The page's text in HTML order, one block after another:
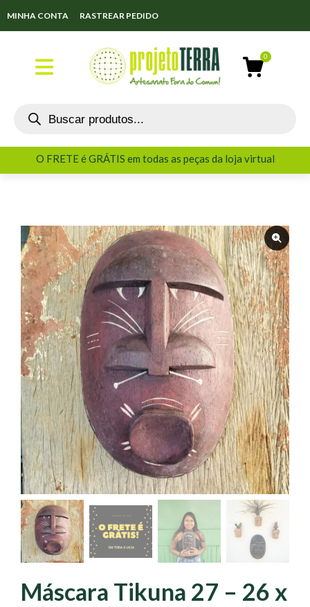
MINHA CONTA RASTREAR PEDIDO
O FRETE é GRÁTIS em todas as peças da loja virtual
O FRETE é GRÁTIS em todas as peças da loja virtual
Máscara Tikuna 27 – 26 x